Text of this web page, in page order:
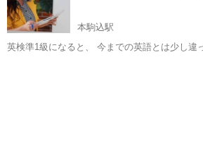
本駒込駅
英検準1級になると、 今までの英語とは少し違ってき